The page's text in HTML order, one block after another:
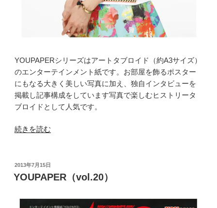
YOUPAPERシリーズはアートタブロイド（約A3サイズ）
のエンターテインメント紙です。お部屋を飾るポスター
にもなる大きく美しい写真に加え、独自インタビューを
掲載し記事構成をしています写真で楽しむヒストリータ
ブロイドとして人気です。
“YOUPAPER（vol.30）”
続きを読む
投
稿
日:
2013年7月15日
YOUPAPER（vol.20）